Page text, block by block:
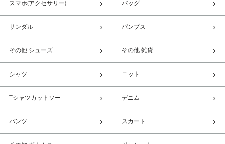
スマホ(アクセサリー) バッグ
サンダル パンプス
その他 シューズ その他 雑貨
シャツ ニット
Tシャツカットソー デニム
パンツ スカート